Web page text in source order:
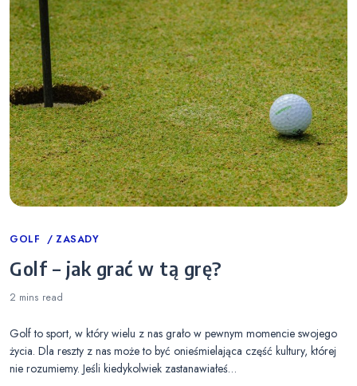
Categories
GOLF ZASADY
Golf – jak grać w tą grę?
2 mins read
Golf to sport, w który wielu z nas grało w pewnym momencie swojego
życia. Dla reszty z nas może to być onieśmielająca część kultury, której
nie rozumiemy. Jeśli kiedykolwiek zastanawiałeś…